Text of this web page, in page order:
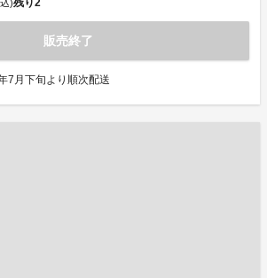
)残り2
販売終了
7月下旬より順次配送